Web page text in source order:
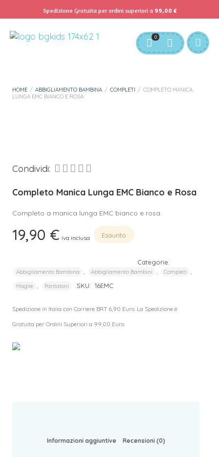
Servizio Clienti: info@bgkids.it +39 345 627 9165
Download APP B&G Kids
0
HOME / ABBIGLIAMENTO BAMBINA / COMPLETI / COMPLETO MANICA
LUNGA EMC BIANCO E ROSA
Condividi:
Completo Manica Lunga EMC Bianco e Rosa
Completo a manica lunga EMC bianco e rosa.
19,90 € iva inclusa Esaurito
Categorie:
Abbigliamento Bambina Abbigliamento Bambini Completi
Maglie Pantaloni SKU: 16EMC
Spedizione in Italia con Corriere BRT 6,90 Euro. La Spedizione è
Gratuita per Ordini Superiori a 99,00 Euro
Informazioni aggiuntive Recensioni (0)
Spedizione Gratuita per ordini superiori a 99,00 €